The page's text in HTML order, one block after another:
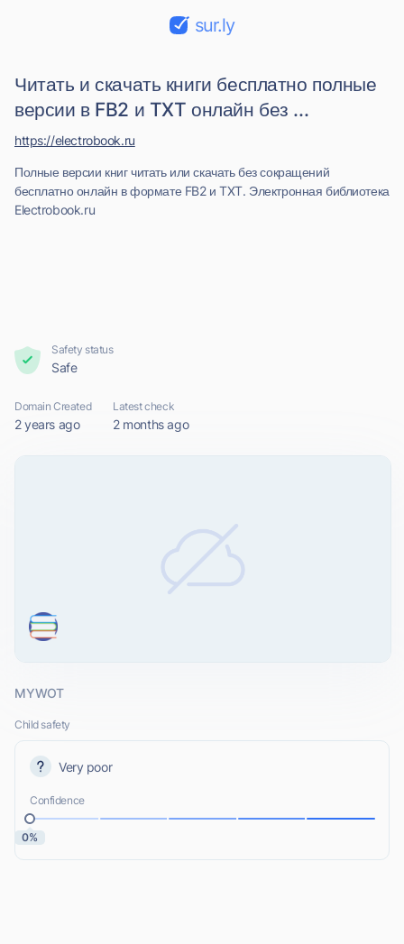
sur.ly
Читать и скачать книги бесплатно полные
версии в FB2 и TXT онлайн без ...
Полные версии книг читать или скачать без сокращений
бесплатно онлайн в формате FB2 и TXT. Электронная библиотека
Electrobook.ru
https://electrobook.ru
Safety status
Safe
Domain Created
2 years ago
Latest check
2 months ago
MYWOT
Child safety
Very poor
Confidence
0%